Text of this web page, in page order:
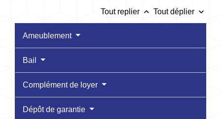
Tout replier keyboard_arrow_up Tout déplier keyboard_arrow_down
Ameublement
Bail
Complément de loyer
Dépôt de garantie